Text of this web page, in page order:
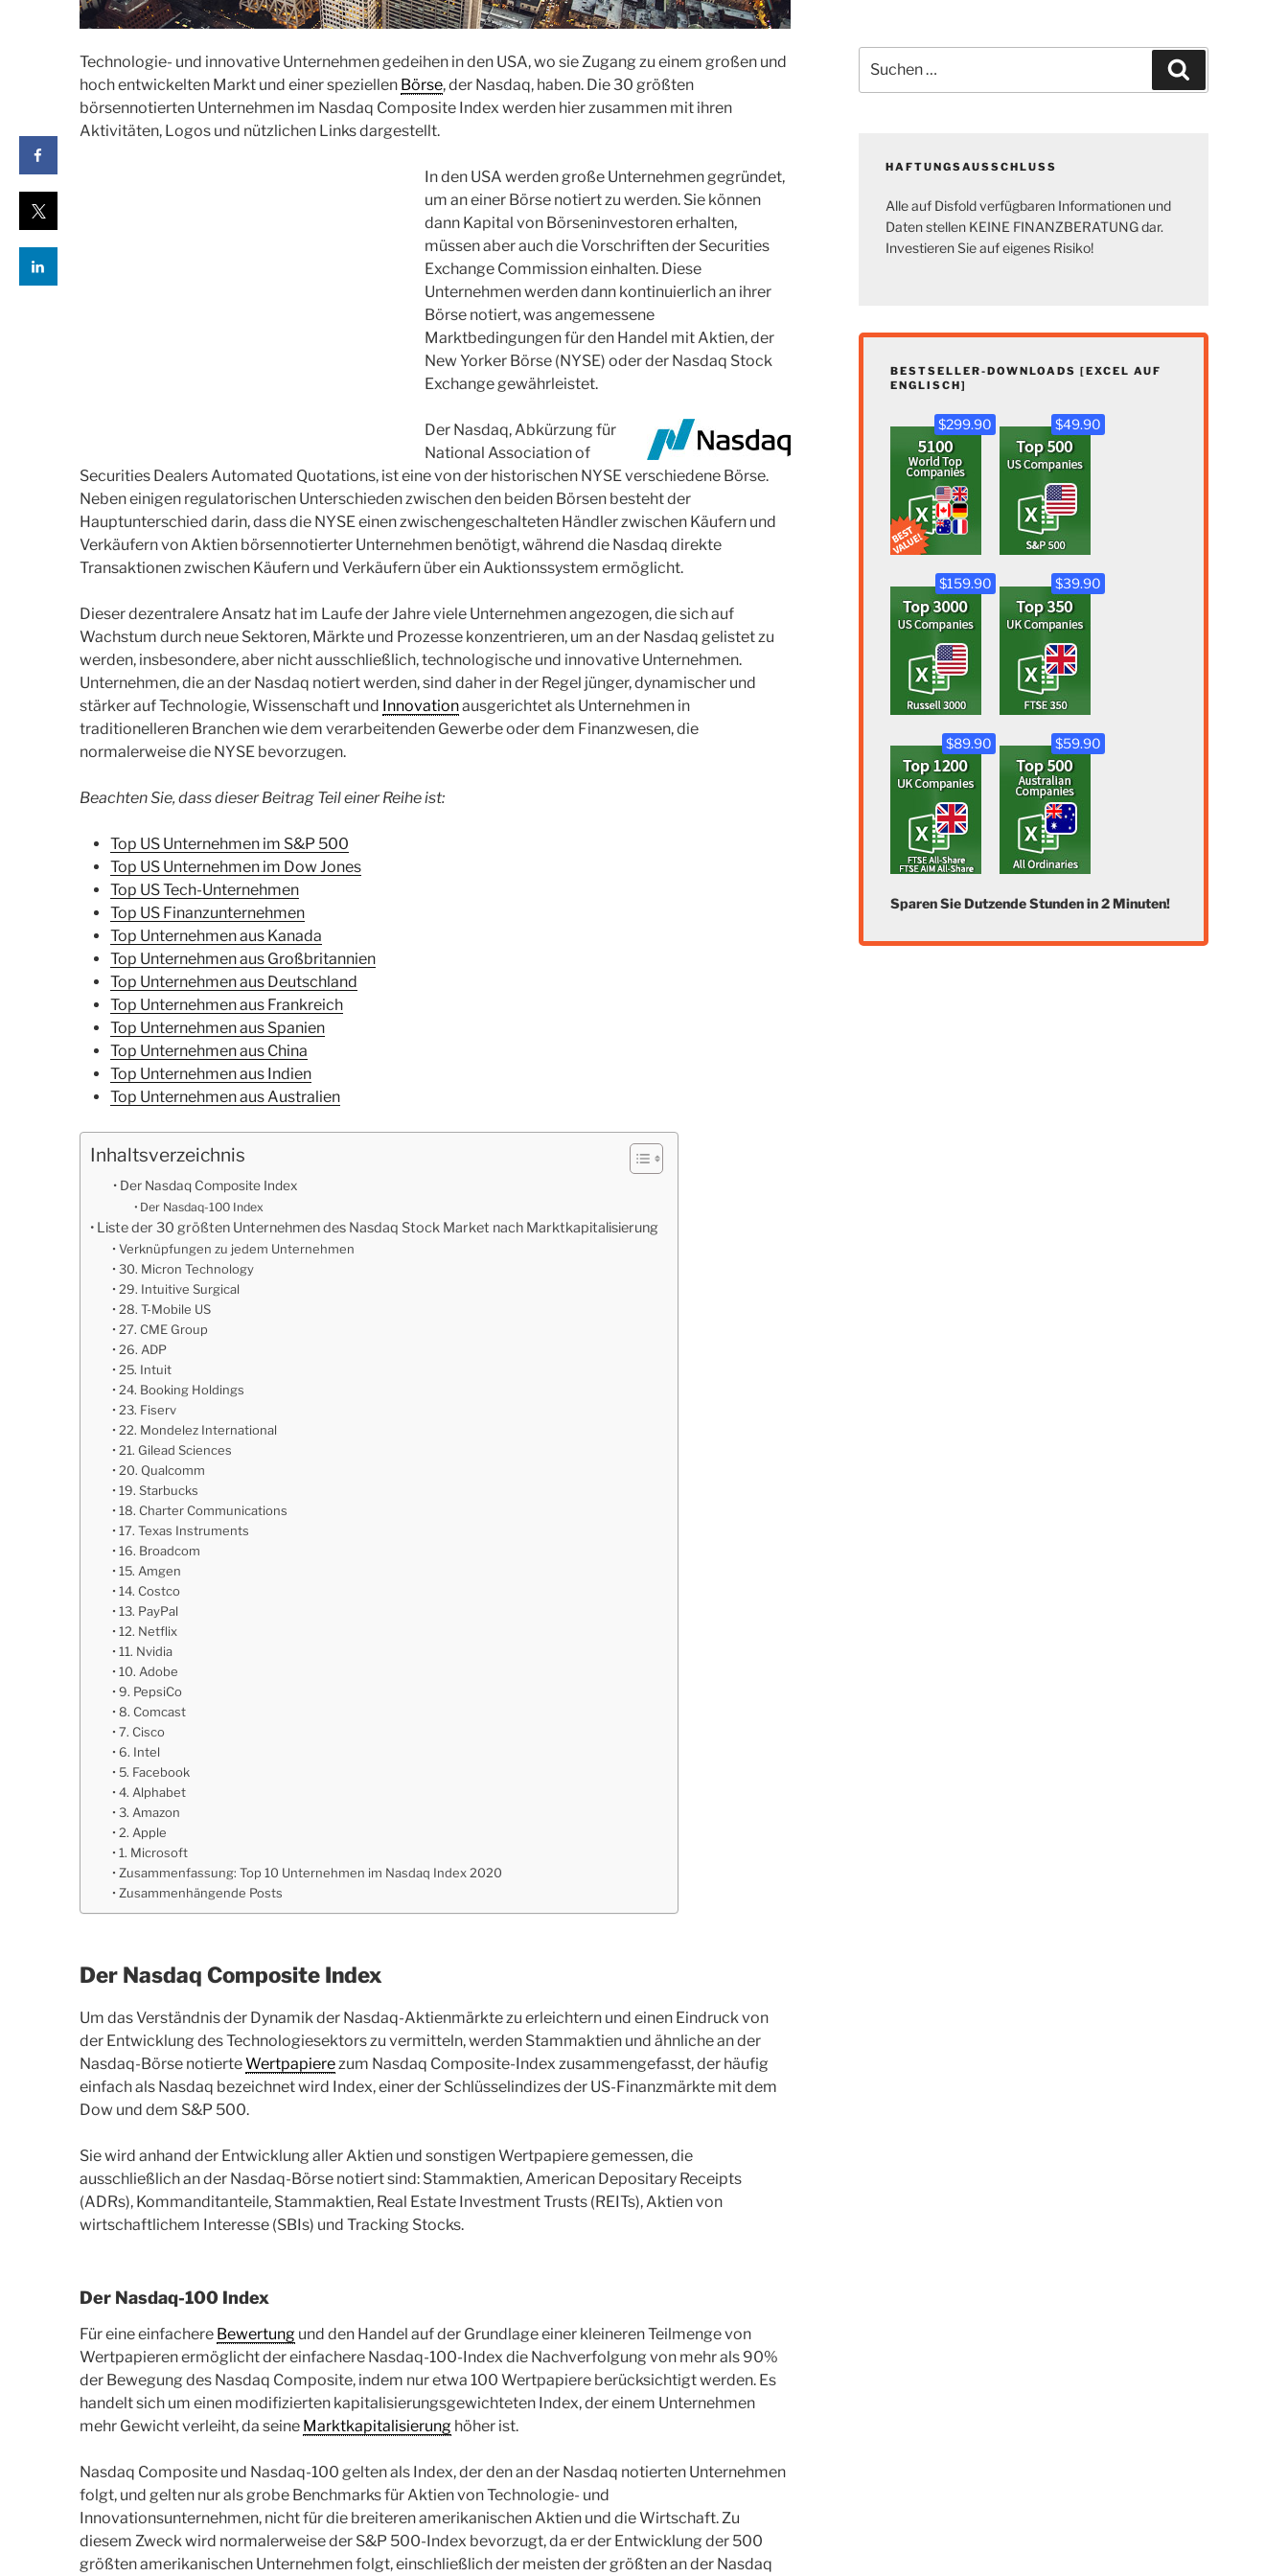
Technologie- und innovative Unternehmen gedeihen in den USA, wo sie Zugang zu einem großen und
hoch entwickelten Markt und einer speziellen Börse, der Nasdaq, haben. Die 30 größten
börsennotierten Unternehmen im Nasdaq Composite Index werden hier zusammen mit ihren
Aktivitäten, Logos und nützlichen Links dargestellt.
In den USA werden große Unternehmen gegründet,
um an einer Börse notiert zu werden. Sie können
dann Kapital von Börseninvestoren erhalten,
müssen aber auch die Vorschriften der Securities
Exchange Commission einhalten. Diese
Unternehmen werden dann kontinuierlich an ihrer
Börse notiert, was angemessene
Marktbedingungen für den Handel mit Aktien, der
New Yorker Börse (NYSE) oder der Nasdaq Stock
Exchange gewährleistet.
Der Nasdaq, Abkürzung für
National Association of
Securities Dealers Automated Quotations, ist eine von der historischen NYSE verschiedene Börse.
Neben einigen regulatorischen Unterschieden zwischen den beiden Börsen besteht der
Hauptunterschied darin, dass die NYSE einen zwischengeschalteten Händler zwischen Käufern und
Verkäufern von Aktien börsennotierter Unternehmen benötigt, während die Nasdaq direkte
Transaktionen zwischen Käufern und Verkäufern über ein Auktionssystem ermöglicht.
Dieser dezentralere Ansatz hat im Laufe der Jahre viele Unternehmen angezogen, die sich auf
Wachstum durch neue Sektoren, Märkte und Prozesse konzentrieren, um an der Nasdaq gelistet zu
werden, insbesondere, aber nicht ausschließlich, technologische und innovative Unternehmen.
Unternehmen, die an der Nasdaq notiert werden, sind daher in der Regel jünger, dynamischer und
stärker auf Technologie, Wissenschaft und Innovationausgerichtet als Unternehmen in
traditionelleren Branchen wie dem verarbeitenden Gewerbe oder dem Finanzwesen, die
normalerweise die NYSE bevorzugen.
Beachten Sie, dass dieser Beitrag Teil einer Reihe ist:
Top US Unternehmen im S&P 500
Top US Unternehmen im Dow Jones
Top US Tech-Unternehmen
Top US Finanzunternehmen
Top Unternehmen aus Kanada
Top Unternehmen aus Großbritannien
Top Unternehmen aus Deutschland
Top Unternehmen aus Frankreich
Top Unternehmen aus Spanien
Top Unternehmen aus China
Top Unternehmen aus Indien
Top Unternehmen aus Australien
Inhaltsverzeichnis
Der Nasdaq Composite Index
Der Nasdaq-100 Index
Liste der 30 größten Unternehmen des Nasdaq Stock Market nach Marktkapitalisierung
Verknüpfungen zu jedem Unternehmen
30. Micron Technology
29. Intuitive Surgical
28. T-Mobile US
27. CME Group
26. ADP
25. Intuit
24. Booking Holdings
23. Fiserv
22. Mondelez International
21. Gilead Sciences
20. Qualcomm
19. Starbucks
18. Charter Communications
17. Texas Instruments
16. Broadcom
15. Amgen
14. Costco
13. PayPal
12. Netflix
11. Nvidia
10. Adobe
9. PepsiCo
8. Comcast
7. Cisco
6. Intel
5. Facebook
4. Alphabet
3. Amazon
2. Apple
1. Microsoft
Zusammenfassung: Top 10 Unternehmen im Nasdaq Index 2020
Zusammenhängende Posts
Der Nasdaq Composite Index
Um das Verständnis der Dynamik der Nasdaq-Aktienmärkte zu erleichtern und einen Eindruck von
der Entwicklung des Technologiesektors zu vermitteln, werden Stammaktien und ähnliche an der
Nasdaq-Börse notierteWertpapierezum Nasdaq Composite-Index zusammengefasst, der häufig
einfach als Nasdaq bezeichnet wird Index, einer der Schlüsselindizes der US-Finanzmärkte mit dem
Dow und dem S&P 500.
Sie wird anhand der Entwicklung aller Aktien und sonstigen Wertpapiere gemessen, die
ausschließlich an der Nasdaq-Börse notiert sind: Stammaktien, American Depositary Receipts
(ADRs), Kommanditanteile, Stammaktien, Real Estate Investment Trusts (REITs), Aktien von
wirtschaftlichem Interesse (SBIs) und Tracking Stocks.
Der Nasdaq-100 Index
Für eine einfachere Bewertung und den Handel auf der Grundlage einer kleineren Teilmenge von
Wertpapieren ermöglicht der einfachere Nasdaq-100-Index die Nachverfolgung von mehr als 90%
der Bewegung des Nasdaq Composite, indem nur etwa 100 Wertpapiere berücksichtigt werden. Es
handelt sich um einen modifizierten kapitalisierungsgewichteten Index, der einem Unternehmen
mehr Gewicht verleiht, da seine Marktkapitalisierung höher ist.
Nasdaq Composite und Nasdaq-100 gelten als Index, der den an der Nasdaq notierten Unternehmen
folgt, und gelten nur als grobe Benchmarks für Aktien von Technologie- und
Innovationsunternehmen, nicht für die breiteren amerikanischen Aktien und die Wirtschaft. Zu
diesem Zweck wird normalerweise der S&P 500-Index bevorzugt, da er der Entwicklung der 500
größten amerikanischen Unternehmen folgt, einschließlich der meisten der größten an der Nasdaq
nach:
HAFTUNGSAUSSCHLUSS
Alle auf Disfold verfügbaren Informationen und
Daten stellen KEINE FINANZBERATUNG dar.
Investieren Sie auf eigenes Risiko!
BESTSELLER-DOWNLOADS [EXCEL AUF
ENGLISCH]
$299.90 $49.90
$159.90 $39.90
$89.90 $59.90
Sparen Sie Dutzende Stunden in 2 Minuten!